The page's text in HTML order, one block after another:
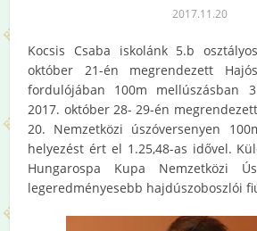
2017.11.20
Kocsis Csaba iskolánk 5.b
október 21-én megrendezett
fordulójában 100m mellúszásban
2017. október 28- 29-én
20. Nemzetközi úszóversenyen
helyezést ért el 1.25,48-as idővel.
Hungarospa Kupa Nemzetközi
legeredményesebb hajdúszoboszlói